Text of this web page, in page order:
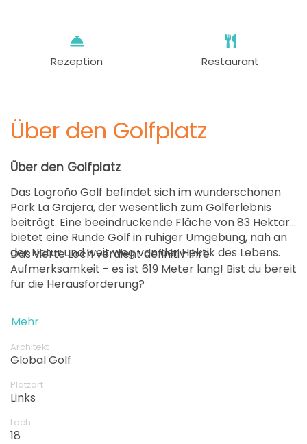
Rezeption Restaurant
Über den Golfplatz
Über den Golfplatz
Das Logroño Golf befindet sich im wunderschönen
Park La Grajera, der wesentlich zum Golferlebnis
beiträgt. Eine beeindruckende Fläche von 83 Hektar
bietet eine Runde Golf in ruhiger Umgebung, nah an
der Natur und weit weg von der Hektik des Lebens.
Das vierte Loch verdient definitiv Ihre
Aufmerksamkeit - es ist 619 Meter lang! Bist du bereit
für die Herausforderung?
Mehr
Architekt
Global Golf
Platzart
Links
Loch
18